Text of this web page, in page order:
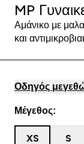
MP
Αμάνικο με
και
Οδηγός
Μέγεθος:
XS S